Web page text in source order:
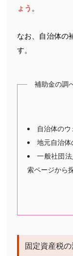
ょう 。
なお、自治体の
す。
補助金の調
自治体の
地元自治体
一般社団
索ページから
固定資産税